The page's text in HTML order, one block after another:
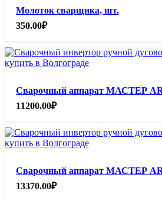
Молоток сварщика, шт.
350.00₽
Сварочный аппарат МАСТЕР
11200.00₽
Сварочный аппарат МАСТЕР
13370.00₽